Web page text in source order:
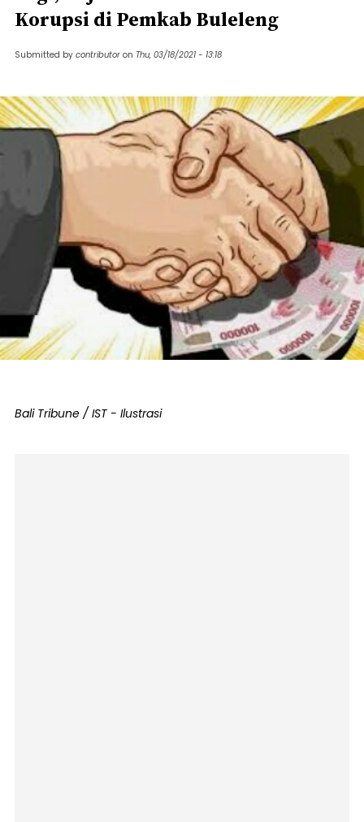
Korupsi di Pemkab Buleleng
Submitted by contributor on Thu, 03/18/2021 - 13:18
Bali Tribune / IST - Ilustrasi